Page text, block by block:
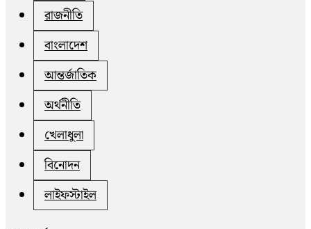
রাজনীতি
বাংলাদেশ
আন্তর্জাতিক
অর্থনীতি
খেলাধুলা
বিনোদন
লাইফস্টাইল